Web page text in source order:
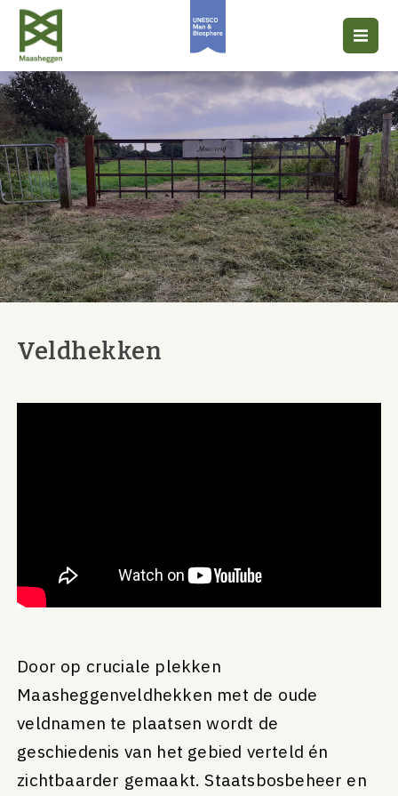
Veldhekken
Door op cruciale plekken
Maasheggenveldhekken met de oude
veldnamen te plaatsen wordt de
geschiedenis van het gebied verteld én
zichtbaarder gemaakt. Staatsbosbeheer en